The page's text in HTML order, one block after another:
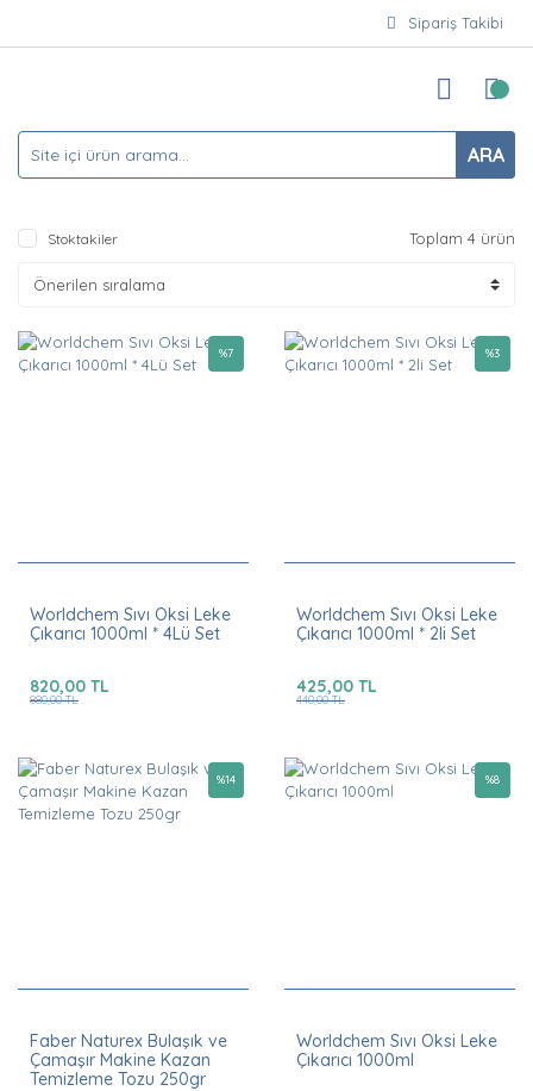
Sipariş Takibi
ARA
Stoktakiler Toplam 4 ürün
Worldchem Sıvı Oksi Leke
Çıkarıcı 1000ml * 4Lü Set
%7
820,00 TL
880,00 TL
Worldchem Sıvı Oksi Leke
Çıkarıcı 1000ml * 2li Set
%3
425,00 TL
440,00 TL
Faber Naturex Bulaşık ve
Çamaşır Makine Kazan
Temizleme Tozu 250gr
%14
Worldchem Sıvı Oksi Leke
Çıkarıcı 1000ml
%8